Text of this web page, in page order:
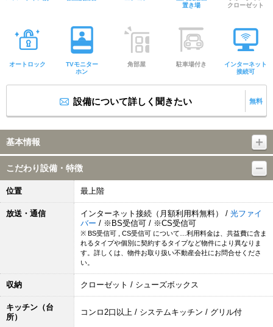
置き場
クローゼット
オートロック
TVモニター
ホン
角部屋 駐車場付き
インターネット
接続可
設備について詳しく聞きたい 無料
基本情報
こだわり設備・特徴
位置 最上階
放送・通信 インターネット接続（月額利用料無料） / 光ファイ
バー / ※BS受信可 / ※CS受信可
※ BS受信可 , CS受信可 について…利用料金は、共益費に含ま
れるタイプや個別に契約するタイプなど物件により異なりま
す。詳しくは、物件お取り扱い不動産会社にお問合せくださ
い。
収納 クローゼット / シューズボックス
キッチン（台
所）
コンロ2口以上 / システムキッチン / グリル付